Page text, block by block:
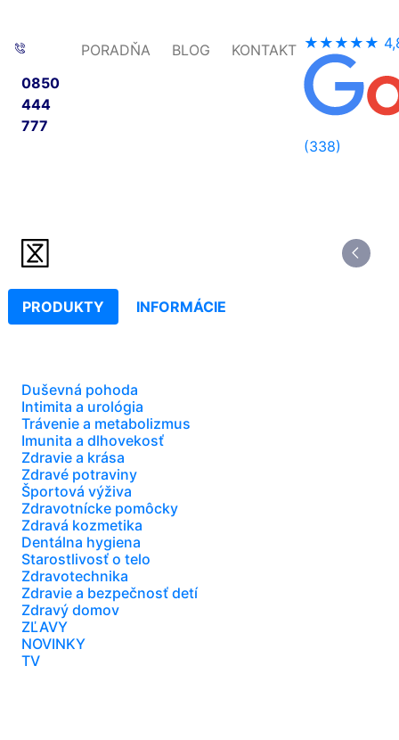
0850
444
777
PORADŇA BLOG KONTAKT ★★★★★
(338)
PRODUKTY INFORMÁCIE
Duševná pohoda
Intimita a urológia
Trávenie a metabolizmus
Imunita a dlhovekosť
Zdravie a krása
Zdravé potraviny
Športová výživa
Zdravotnícke pomôcky
Zdravá kozmetika
Dentálna hygiena
Starostlivosť o telo
Zdravotechnika
Zdravie a bezpečnosť detí
Zdravý domov
ZĽAVY
NOVINKY
TV